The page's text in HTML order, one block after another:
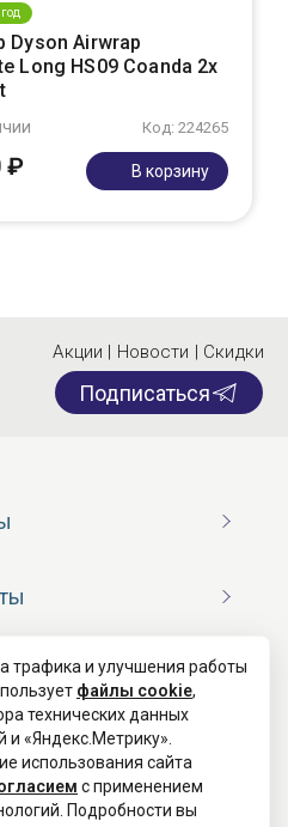
Dyson Airwrap
Long HS09 Coanda 2x
Код: 224265
₽ В корзину
Акции | Новости | Скидки
Подписаться
оферты
на обработку ПД
трафика и улучшения работы
файлы cookie,
технических данных
и «Яндекс.Метрику».
использования сайта
с применением
Подробности вы